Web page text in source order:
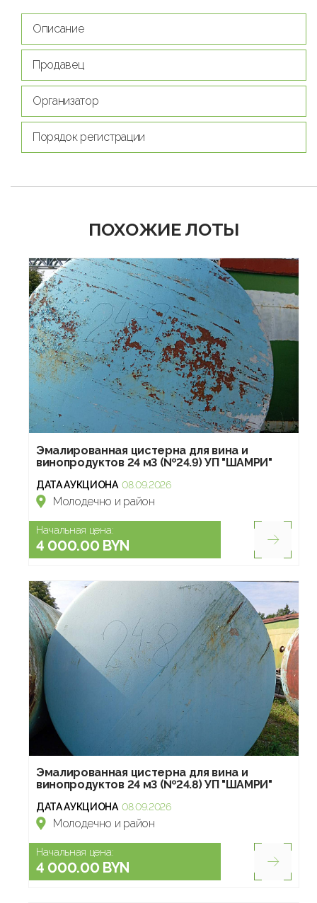
Описание
Продавец
Организатор
Порядок регистрации
ПОХОЖИЕ ЛОТЫ
Эмалированная цистерна для вина и
винопродуктов 24 м3 (№24.9) УП "ШАМРИ"
ДАТА АУКЦИОНА 08.09.2026
Молодечно и район
Начальная цена:
4 000.00 BYN
Эмалированная цистерна для вина и
винопродуктов 24 м3 (№24.8) УП "ШАМРИ"
ДАТА АУКЦИОНА 08.09.2026
Молодечно и район
Начальная цена:
4 000.00 BYN